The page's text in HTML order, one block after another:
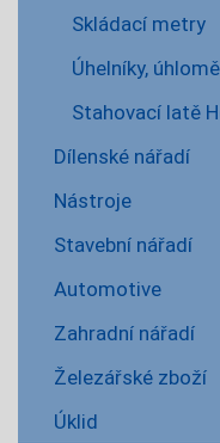
Skládací metry
Úhelníky,
Stahovací latě
Dílenské nářadí
Nástroje
Stavební nářadí
Automotive
Zahradní nářadí
Železářské zboží
Úklid